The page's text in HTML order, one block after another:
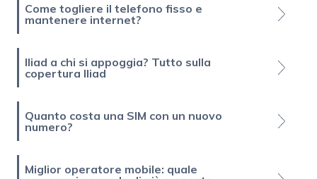
Come togliere il telefono fisso e
mantenere internet?
Iliad a chi si appoggia? Tutto sulla
copertura Iliad
Quanto costa una SIM con un nuovo
numero?
Miglior operatore mobile: quale